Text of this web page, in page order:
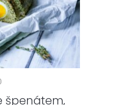
špenátem,